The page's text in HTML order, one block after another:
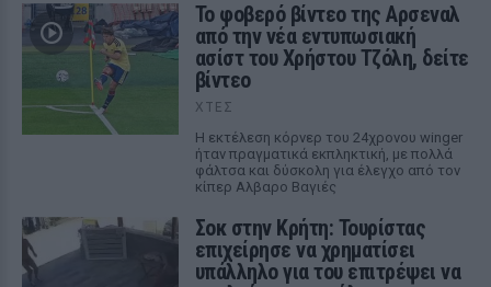
Το φοβερό βίντεο της Αρσεναλ
από την νέα εντυπωσιακή
ασίστ του Χρήστου Τζόλη, δείτε
βίντεο
ΧΤΕΣ
Η εκτέλεση κόρνερ του 24χρονου winger
ήταν πραγματικά εκπληκτική, με πολλά
φάλτσα και δύσκολη για έλεγχο από τον
κίπερ Αλβαρο Βαγιές
Σοκ στην Κρήτη: Τουρίστας
επιχείρησε να χρηματίσει
υπάλληλο για του επιτρέψει να